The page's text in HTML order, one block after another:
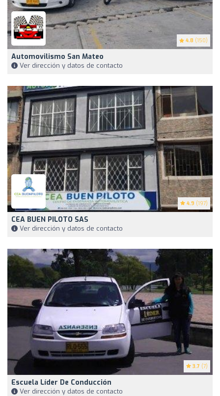
4.8 (150)
Automovilismo San Mateo
Ver dirección y datos de contacto
4.9 (197)
CEA BUEN PILOTO SAS
Ver dirección y datos de contacto
3.7 (7)
Escuela Líder De Conducción
Ver dirección y datos de contacto